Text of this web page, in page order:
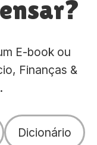
E-book ou
Finanças &
Dicionário